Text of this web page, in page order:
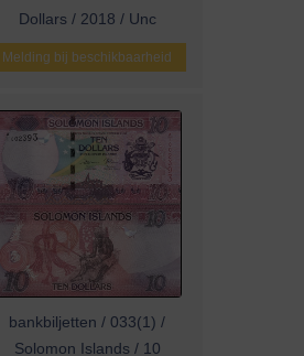
Dollars / 2018 / Unc
Melding bij beschikbaarheid
bankbiljetten / 033(1) /
Solomon Islands / 10